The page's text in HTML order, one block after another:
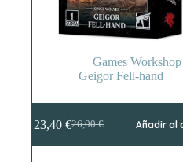
Games Workshop
Geigor Fell-hand
26,00€
El
precio
23,40€El
precio
Añadir al